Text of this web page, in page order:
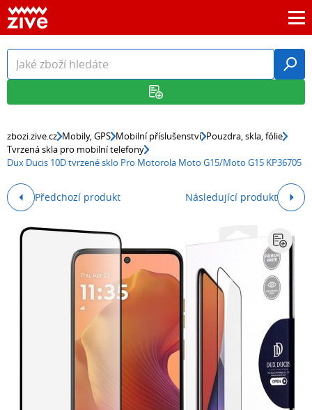
zbozi.zive.cz Mobily, GPS Mobilní příslušenství Pouzdra, skla, fólie
Tvrzená skla pro mobilní telefony
Dux Ducis 10D tvrzené sklo Pro Motorola Moto G15/Moto G15 KP36705
Předchozí produkt Následující produkt